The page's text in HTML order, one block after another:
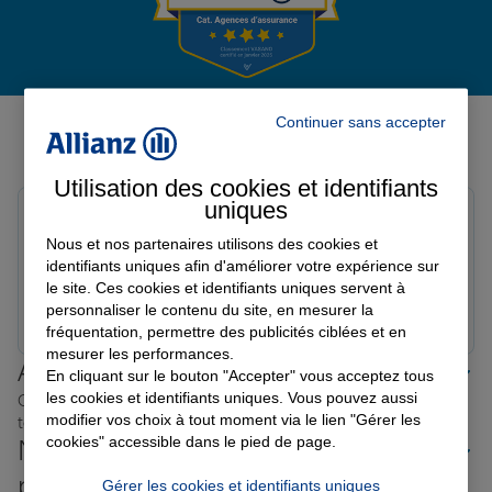
Garantie des accidents de la vie
Assurance scolaire
Retraite
Tous nos devis d'assurance
Avis de l'agence Agence
HAGONDANGE
Avis sur une période de 6 mois
Le 12/03/2026 - Agence HAGONDANGE
Prendre un RDV Voir l'agence
Allianz proche de chez vous
Où que vous soyez en France, nos agences Allianz sont
toujours près de chez vous.
Nos offres d'assurance dans les
Continuer sans accepter
Utilisation des cookies et identifiants
uniques
Nous et nos partenaires utilisons des cookies et
identifiants uniques afin d'améliorer votre expérience sur
le site. Ces cookies et identifiants uniques servent à
personnaliser le contenu du site, en mesurer la
fréquentation, permettre des publicités ciblées et en
mesurer les performances.
En cliquant sur le bouton "Accepter" vous acceptez tous
les cookies et identifiants uniques. Vous pouvez aussi
modifier vos choix à tout moment via le lien "Gérer les
cookies" accessible dans le pied de page.
Gérer les cookies et identifiants uniques